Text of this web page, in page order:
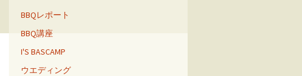
BBQレポート
BBQ講座
I'S BASCAMP
ウエディング